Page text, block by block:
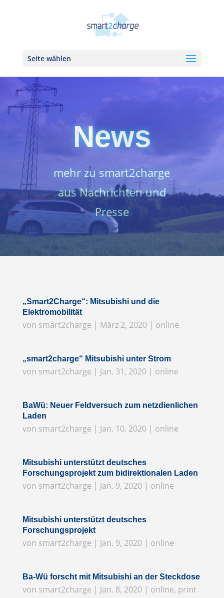
Seite wählen
News
mehr zu smart2charge
aus Nachrichten und
Presse
„Smart2Charge“: Mitsubishi und die
Elektromobilität
von smart2charge | März 2, 2020| online
„smart2charge“ Mitsubishi unter Strom
von smart2charge | Jan. 31, 2020| online
BaWü: Neuer Feldversuch zum netzdienlichen
Laden
von smart2charge | Jan. 10, 2020| online
Mitsubishi unterstützt deutsches
Forschungsprojekt zum bidirektionalen Laden
von smart2charge | Jan. 9, 2020| online
Mitsubishi unterstützt deutsches
Forschungsprojekt
von smart2charge | Jan. 9, 2020| online
Ba-Wü forscht mit Mitsubishi an der Steckdose
von smart2charge | Jan. 8, 2020| online, print